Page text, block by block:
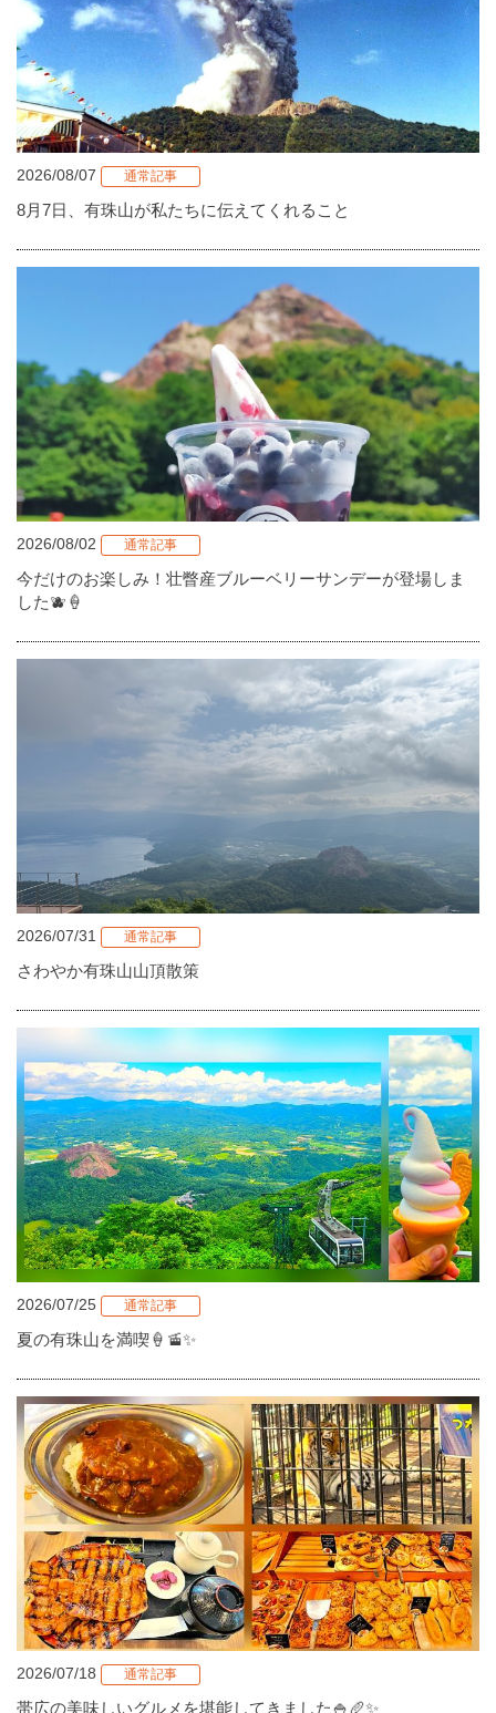
2026/08/07 通常記事
8月7日、有珠山が私たちに伝えてくれること
2026/08/02 通常記事
今だけのお楽しみ！壮瞥産ブルーベリーサンデーが登場しま
した🫐🍦
2026/07/31 通常記事
さわやか有珠山山頂散策
2026/07/25 通常記事
夏の有珠山を満喫🍦🚡✨
2026/07/18 通常記事
帯広の美味しいグルメを堪能してきました🍚🥖✨